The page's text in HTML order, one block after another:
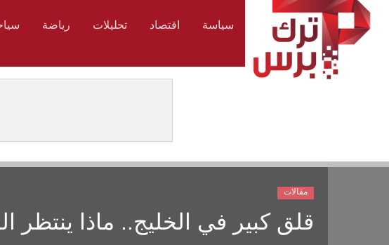
سياسة اقتصاد تحليلات رياضة
قلق كبير في الخليج.. ماذا
مقالات